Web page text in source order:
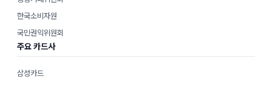
한국소비자원
국민권익위원회
주요 카드사
삼성카드